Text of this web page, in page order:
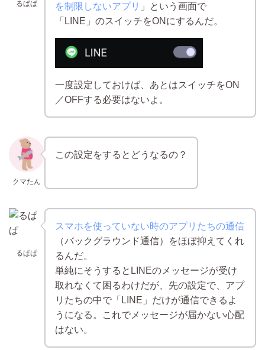
るぱぱ を制限しないアプリ 」という画面で
「LINE」のスイッチをONにするんだ。
一度設定しておけば、あとはスイッチをON
／OFFする必要はないよ。
クマたん
この設定をするとどうなるの？
るぱぱ
スマホを使っていない時のアプリたちの通信
（バックグラウンド通信）をほぼ抑えてくれ
るんだ。
単純にそうするとLINEのメッセージが受け
取れなくて困るわけだが、先の設定で、アプ
リたちの中で「LINE」だけが通信できるよ
うになる。これでメッセージが届かない心配
はない。